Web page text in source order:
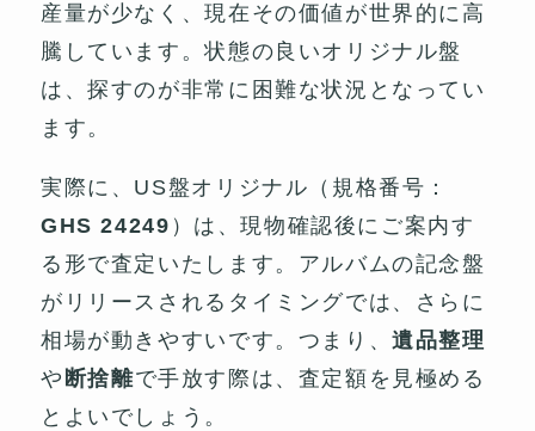
産量が少なく、現在その価値が世界的に高
騰しています。状態の良いオリジナル盤
は、探すのが非常に困難な状況となってい
ます。
実際に、US盤オリジナル（規格番号：
GHS 24249 ）は、現物確認後にご案内す
る形で査定いたします。アルバムの記念盤
がリリースされるタイミングでは、さらに
相場が動きやすいです。つまり、遺品整理
や 断捨離で手放す際は、査定額を見極める
とよいでしょう。